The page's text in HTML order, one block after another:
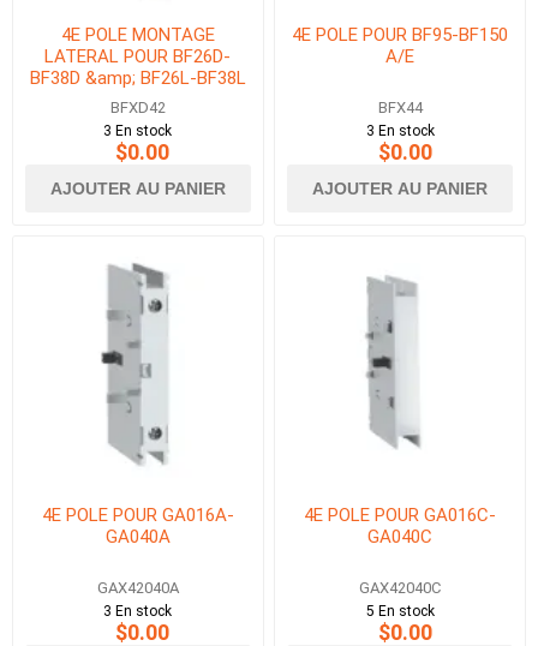
4E POLE MONTAGE
LATERAL POUR BF26D-
BF38D &amp; BF26L-BF38L
BFXD42
3 En stock
$0.00
AJOUTER AU PANIER
4E POLE POUR BF95-BF150
A/E
BFX44
3 En stock
$0.00
AJOUTER AU PANIER
4E POLE POUR GA016A-
GA040A
GAX42040A
3 En stock
$0.00
4E POLE POUR GA016C-
GA040C
GAX42040C
5 En stock
$0.00